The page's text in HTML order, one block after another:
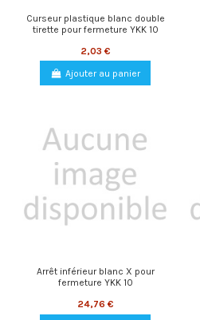
Curseur plastique blanc double
tirette pour fermeture YKK 10
2,03 €
Ajouter au panier
Arrêt inférieur blanc X pour
fermeture YKK 10
24,76 €